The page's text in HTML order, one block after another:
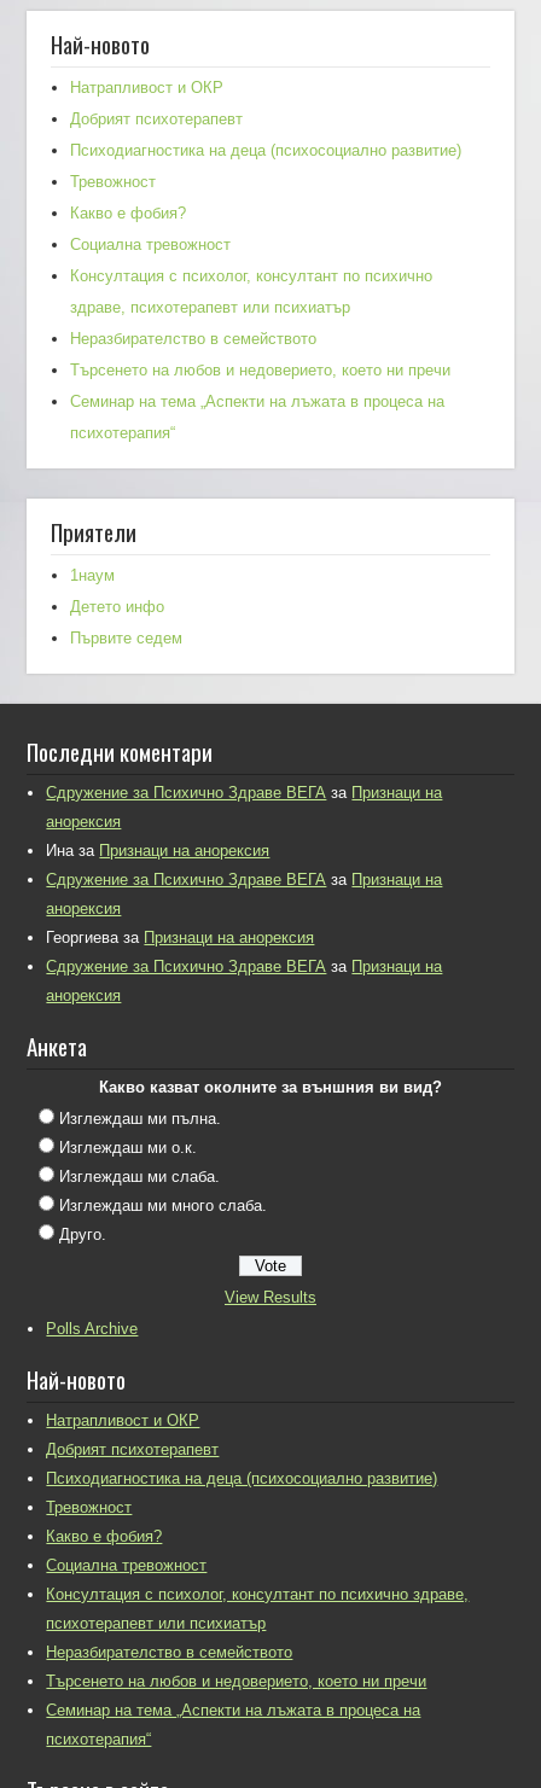
Най-новото
Натрапливост и ОКР
Добрият психотерапевт
Психодиагностика на деца (психосоциално развитие)
Тревожност
Какво е фобия?
Социална тревожност
Консултация с психолог, консултант по психично
здраве, психотерапевт или психиатър
Неразбирателство в семейството
Търсенето на любов и недоверието, което ни пречи
Семинар на тема „Аспекти на лъжата в процеса на
психотерапия“
Приятели
1наум
Детето инфо
Първите седем
Последни коментари
Сдружение за Психично Здраве ВЕГА за Признаци на
анорексия
Иназа Признаци на анорексия
Сдружение за Психично Здраве ВЕГА за Признаци на
анорексия
Георгиеваза Признаци на анорексия
Сдружение за Психично Здраве ВЕГА за Признаци на
анорексия
Анкета
Какво казват околните за външния ви вид?
Изглеждаш ми пълна.
Изглеждаш ми о.к.
Изглеждаш ми слаба.
Изглеждаш ми много слаба.
Друго.
View Results
Polls Archive
Най-новото
Натрапливост и ОКР
Добрият психотерапевт
Психодиагностика на деца (психосоциално развитие)
Тревожност
Какво е фобия?
Социална тревожност
Консултация с психолог, консултант по психично здраве,
психотерапевт или психиатър
Неразбирателство в семейството
Търсенето на любов и недоверието, което ни пречи
Семинар на тема „Аспекти на лъжата в процеса на
психотерапия“